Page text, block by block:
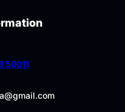
50011